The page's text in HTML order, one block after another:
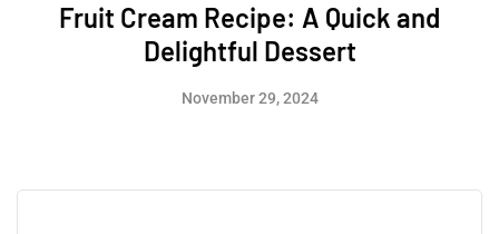
Fruit Cream Recipe: A Quick and
Delightful Dessert
November 29, 2024